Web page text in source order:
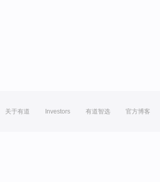
关于有道 Investors 有道智选 官方博客